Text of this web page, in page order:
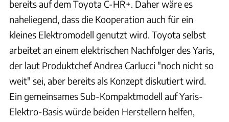
bereits auf dem Toyota C-HR+. Daher wäre es
naheliegend, dass die Kooperation auch für ein
kleines Elektromodell genutzt wird. Toyota selbst
arbeitet an einem elektrischen Nachfolger des Yaris,
der laut Produktchef Andrea Carlucci "noch nicht so
weit" sei, aber bereits als Konzept diskutiert wird.
Ein gemeinsames Sub-Kompaktmodell auf Yaris-
Elektro-Basis würde beiden Herstellern helfen,